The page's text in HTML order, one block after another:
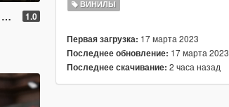
1.0
ВИНИЛЫ
Первая загрузка: 17 марта 2023
Последнее обновление: 17 марта 2023
Последнее скачивание: 2 часа назад